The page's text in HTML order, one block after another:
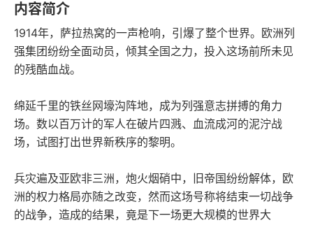
内容简介
1914年，萨拉热窝的一声枪响，引爆了整个世界。欧洲列
强集团纷纷全面动员，倾其全国之力，投入这场前所未见
的残酷血战。
绵延千里的铁丝网壕沟阵地，成为列强意志拼搏的角力
场。数以百万计的军人在破片四溅、血流成河的泥泞战
场，试图打出世界新秩序的黎明。
兵灾遍及亚欧非三洲，炮火烟硝中，旧帝国纷纷解体，欧
洲的权力格局亦随之改变，然而这场号称将结束一切战争
的战争，造成的结果，竟是下一场更大规模的世界大